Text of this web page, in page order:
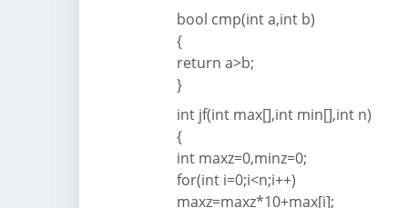
bool cmp(int a,int b)
{
return a>b;
}
int jf(int max[],int min[],int n)
{
int maxz=0,minz=0;
for(int i=0;i<n;i++)
maxz=maxz*10+max[i];